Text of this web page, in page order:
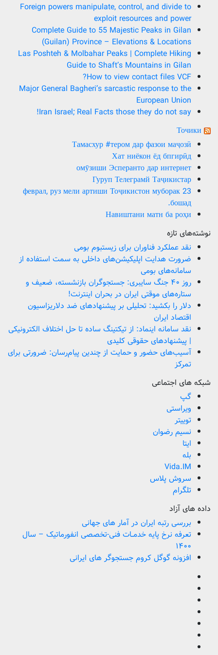
Foreign powers manipulate, control, and divide to
exploit resources and power
Complete Guide to 55 Majestic Peaks in Gilan
(Guilan) Province – Elevations & Locations
Las Poshteh & Molbahar Peaks | Complete Hiking
Guide to Shaft’s Mountains in Gilan
How to view contact files VCF?
Major General Bagheri’s sarcastic response to the
European Union
Iran Israel; Real Facts those they do not say!
Точики
Тамасхур #тером дар фазои маҷозӣ
Хат ниёкон ёд бпгирӣд
омӯзиши Эсперанто дар интернет
Гуруп Телеграмй Таҷикистар
23 феврал, руз мели артиши Тоҷикистон муборак
бошад.
Навиштани матн ба роҳи
نوشته‌های تازه
نقد عملکرد فناوران برای زیستبوم بومی
ضرورت هدایت اپلیکیشن‌های داخلی به سمت استفاده از
سامانه‌های بومی
روز ۴۰ جنگ سایبری: جستجوگران بازنشسته، ضعیف و
ستاره‌های موقتی ایران در بحران اینترنت!
دلار را بکشید: تحلیلی بر پیشنهادهای ضد دلاریزاسیون
اقتصاد ایران
نقد سامانه اینماد: از تیکتینگ ساده تا حل اختلاف الکترونیکی
| پیشنهادهای حقوقی کلیدی
آسیب‌های حضور و حمایت از چندین پیام‌رسان: ضرورتی برای
تمرکز
شبکه های اجتماعی
گپ
ویراستی
توییتر
نسیم رضوان
ایتا
بله
Vida.IM
سروش پلاس
تلگرام
داده های آزاد
بررسی رتبه ایران در آمار های جهانی
تعرفه نرخ پایه خدمــات فنی-تخصصی انفورماتیک – سال
۱۴۰۰
افزونه گوگل کروم جستجوگر های ایرانی